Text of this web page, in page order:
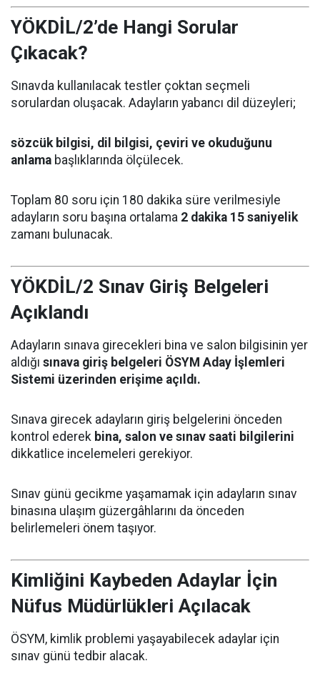
YÖKDİL/2’de Hangi Sorular
Çıkacak?
Sınavda kullanılacak testler çoktan seçmeli
sorulardan oluşacak. Adayların yabancı dil düzeyleri;
sözcük bilgisi, dil bilgisi, çeviri ve okuduğunu
anlama başlıklarında ölçülecek.
Toplam 80 soru için 180 dakika süre verilmesiyle
adayların soru başına ortalama 2 dakika 15 saniyelik
zamanı bulunacak.
YÖKDİL/2 Sınav Giriş Belgeleri
Açıklandı
Adayların sınava girecekleri bina ve salon bilgisinin yer
aldığı sınava giriş belgeleri ÖSYM Aday İşlemleri
Sistemi üzerinden erişime açıldı.
Sınava girecek adayların giriş belgelerini önceden
kontrol ederek bina, salon ve sınav saati bilgilerini
dikkatlice incelemeleri gerekiyor.
Sınav günü gecikme yaşamamak için adayların sınav
binasına ulaşım güzergâhlarını da önceden
belirlemeleri önem taşıyor.
Kimliğini Kaybeden Adaylar İçin
Nüfus Müdürlükleri Açılacak
ÖSYM, kimlik problemi yaşayabilecek adaylar için
sınav günü tedbir alacak.